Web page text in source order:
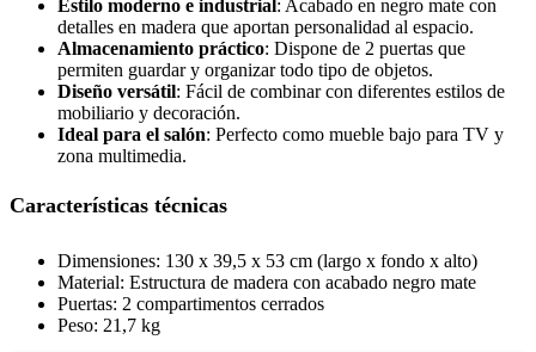
Estilo moderno e industrial: Acabado en negro mate con
detalles en madera que aportan personalidad al espacio.
Almacenamiento práctico: Dispone de 2 puertas que
permiten guardar y organizar todo tipo de objetos.
Diseño versátil: Fácil de combinar con diferentes estilos de
mobiliario y decoración.
Ideal para el salón: Perfecto como mueble bajo para TV y
zona multimedia.
Características técnicas
Dimensiones: 130 x 39,5 x 53 cm (largo x fondo x alto)
Material: Estructura de madera con acabado negro mate
Puertas: 2 compartimentos cerrados
Peso: 21,7 kg